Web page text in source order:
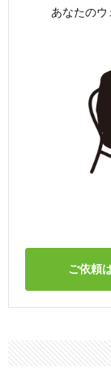
あなたのウ
ご依頼